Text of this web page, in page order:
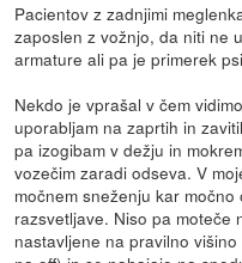
Pacientov z zadnjimi
zaposlen z vožnjo, da niti ne
armature ali pa je primerek
Nekdo je vprašal v čem
uporabljam na zaprtih in
pa izogibam v dežju in
vozečim zaradi odseva. V
močnem sneženju kar
razsvetljave. Niso pa moteče
nastavljene na pravilno